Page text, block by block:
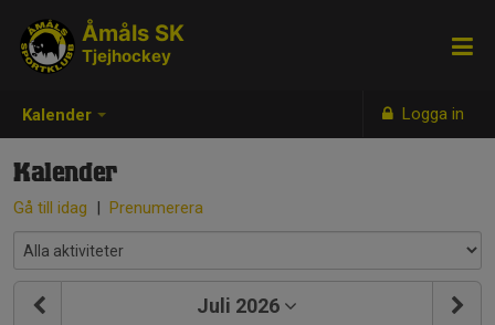
Kalender Logga in
Åmåls SK
Tjejhockey
Kalender
Gå till idag | Prenumerera
Juli 2026